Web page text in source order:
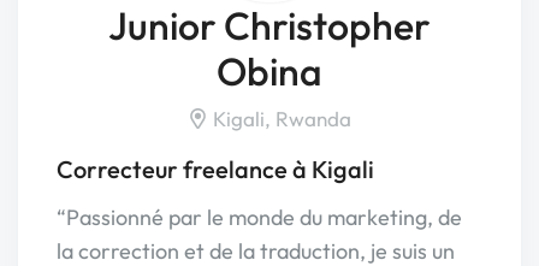
Junior Christopher
Obina
Kigali, Rwanda
Correcteur freelance à Kigali
“Passionné par le monde du marketing, de
la correction et de la traduction, je suis un